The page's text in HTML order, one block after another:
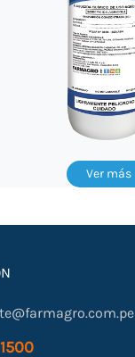
Ver más